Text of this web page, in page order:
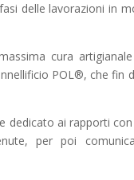
delle lavorazioni in
cura
POL®, che fin
dedicato ai rapporti
per poi